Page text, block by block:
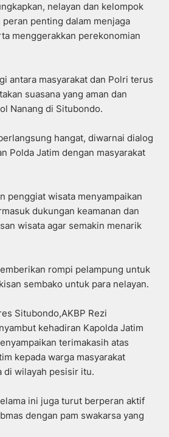
nelayan dan kelompok
penting dalam menjaga
menggerakkan perekonomian
antara masyarakat dan Polri terus
suasana yang aman dan
Nanang di Situbondo.
hangat, diwarnai dialog
Polda Jatim dengan masyarakat
penggiat wisata menyampaikan
dukungan keamanan dan
wisata agar semakin menarik
rompi pelampung untuk
sembako untuk para nelayan.
Situbondo,AKBP Rezi
kehadiran Kapolda Jatim
terimakasih atas
kepada warga masyarakat
di wilayah pesisir itu.
ini juga turut berperan aktif
dengan pam swakarsa yang